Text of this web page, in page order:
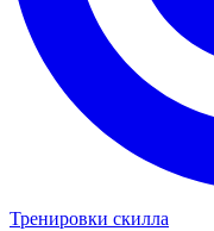
Тренировки скилла